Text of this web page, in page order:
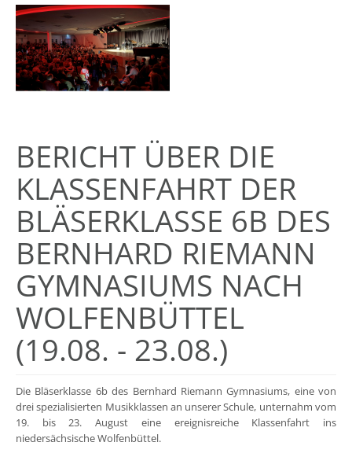
BERICHT ÜBER DIE
KLASSENFAHRT DER
BLÄSERKLASSE 6B DES
BERNHARD RIEMANN
GYMNASIUMS NACH
WOLFENBÜTTEL
(19.08. - 23.08.)
Die Bläserklasse 6b des Bernhard Riemann Gymnasiums, eine von
drei spezialisierten Musikklassen an unserer Schule, unternahm vom
19. bis 23. August eine ereignisreiche Klassenfahrt ins
niedersächsische Wolfenbüttel.